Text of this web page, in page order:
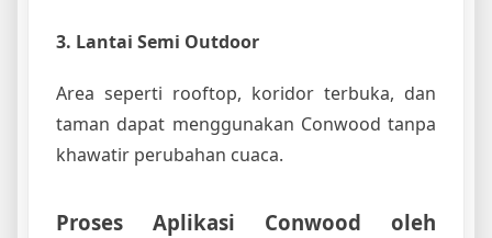
3. Lantai Semi Outdoor
Area seperti rooftop, koridor terbuka, dan
taman dapat menggunakan Conwood tanpa
khawatir perubahan cuaca.
Proses Aplikasi Conwood oleh